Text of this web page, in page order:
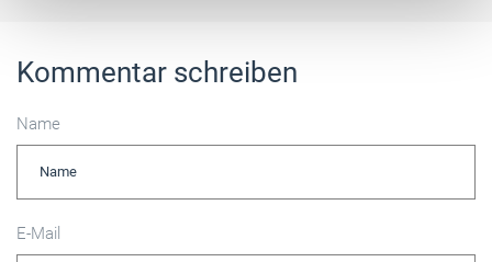
Kommentar schreiben
Name
E-Mail